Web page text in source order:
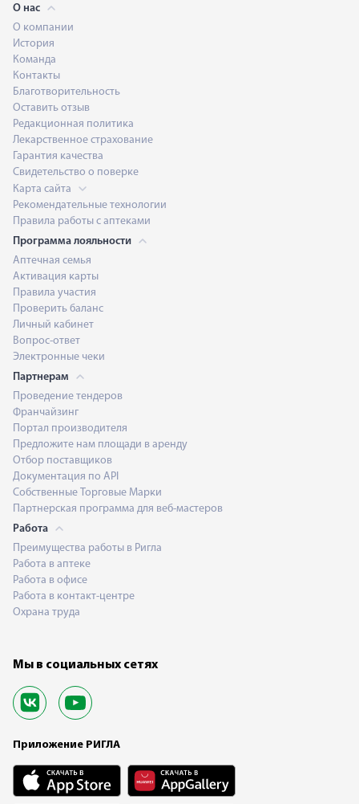
О нас
О компании
История
Команда
Контакты
Благотворительность
Оставить отзыв
Редакционная политика
Лекарственное страхование
Гарантия качества
Свидетельство о поверке
Карта сайта
Рекомендательные технологии
Правила работы с аптеками
Программа лояльности
Аптечная семья
Активация карты
Правила участия
Проверить баланс
Личный кабинет
Вопрос-ответ
Электронные чеки
Партнерам
Проведение тендеров
Франчайзинг
Портал производителя
Предложите нам площади в аренду
Отбор поставщиков
Документация по API
Собственные Торговые Марки
Партнерская программа для веб-мастеров
Работа
Преимущества работы в Ригла
Работа в аптеке
Работа в офисе
Работа в контакт-центре
Охрана труда
Мы в социальных сетях
Приложение РИГЛА